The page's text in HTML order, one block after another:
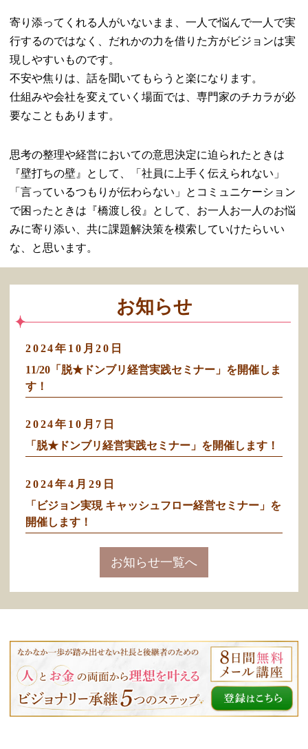
寄り添ってくれる人がいないまま、一人で悩んで一人で実
行するのではなく、だれかの力を借りた方がビジョンは実
現しやすいものです。
不安や焦りは、話を聞いてもらうと楽になります。
仕組みや会社を変えていく場面では、専門家のチカラが必
要なこともあります。
思考の整理や経営においての意思決定に迫られたときは
『壁打ちの壁』として、「社員に上手く伝えられない」
「言っているつもりが伝わらない」とコミュニケーション
で困ったときは『橋渡し役』として、お一人お一人のお悩
みに寄り添い、共に課題解決策を模索していけたらいい
な、と思います。
お知らせ
2024年10月20日
11/20「脱★ドンブリ経営実践セミナー」を開催しま
す！
2024年10月7日
「脱★ドンブリ経営実践セミナー」を開催します！
2024年4月29日
「ビジョン実現 キャッシュフロー経営セミナー」を
開催します！
お知らせ一覧へ